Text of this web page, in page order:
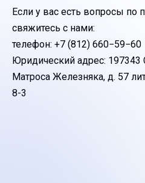
Если у вас есть вопросы по
свяжитесь с нами:
телефон: +7 (812) 660−59−60
Юридический адрес: 197343
Матроса Железняка, д. 57
8-3